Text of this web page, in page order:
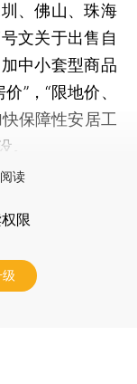
、佛山、珠海
文关于出售自
中小套型商品
”，“限地价、
保障性安居工
。
读
限